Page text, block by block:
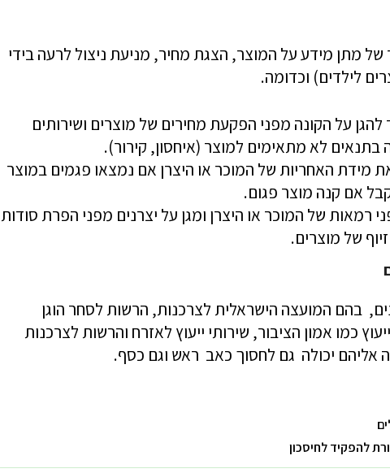
מתן מידע על המוצר, הצגת מחיר, מניעת ניצול לרעה בידי
לילדים) וכדומה.
להגן על הקונה מפני הפקעת מחירים של מוצרים ושירותים
בתנאים לא מתאימים למוצר (איחסון, קירור).
מידת האחריות של המוכר או היצרן אם נמצאו פגמים במוצר
אם קנה מוצר פגום.
רמאות של המוכר או היצרן ומגן על יצרנים מפני הפרת סודות
של מוצרים.
בהם המועצה הישראלית לצרכנות, הרשות לסחר הוגן
כמו אמון הציבור, שירותי ייעוץ לאזרח והרשות לצרכנות
אליהם יכולה גם לחסוך כאב ראש וגם כסף.